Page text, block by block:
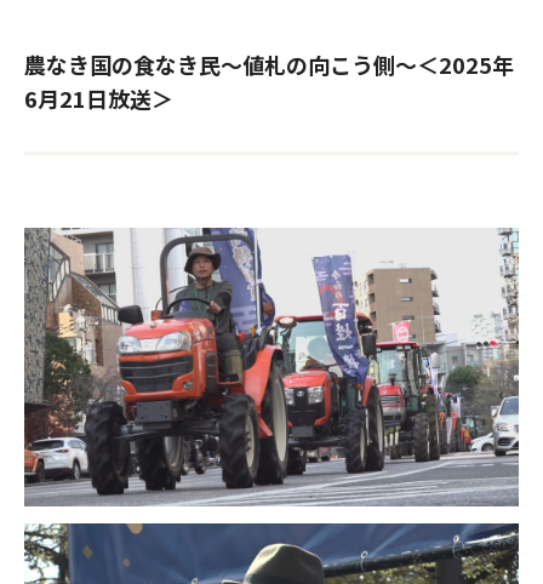
アナウンサー
Announcer
試写会・プレゼント
Present
ＹＢＣオンデマンド
やまがた情熱市場
農なき国の食なき民～値札の向こう側～＜2025年
6月21日放送＞